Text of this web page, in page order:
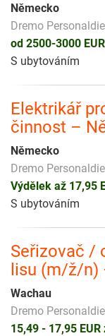
Německo
Dremo
od 2500-3000
S ubytováním
Elektrikář
činnost –
Německo
Dremo
Výdělek až 17,95
S ubytováním
Seřizovač /
lisu (m/ž/n)
Wachau
Dremo
15,49 - 17,95